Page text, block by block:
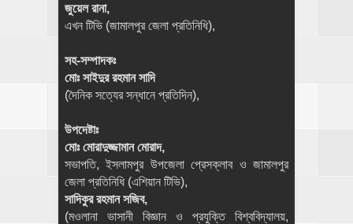
জুয়েল রানা,
এখন টিভি (জামালপুর জেলা প্রতিনিধি),
সহ-সম্পাদকঃ
মোঃ সাইদুর রহমান সাদি
(দৈনিক সত্যের সন্ধানে প্রতিদিন),
উপদেষ্টাঃ
মোঃ মোরাদুজ্জামান মোরাদ,
সভাপতি, ইসলামপুর উপজেলা প্রেসক্লাব ও জামালপুর
জেলা প্রতিনিধি (এশিয়ান টিভি),
সাদিকুর রহমান সজিব,
(মওলানা ভাসানী বিজ্ঞান ও প্রযুক্তি বিশ্ববিদ্যালয়,